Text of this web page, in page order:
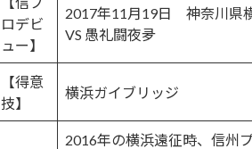
ロデビ
ュー】
2017年11月19日 神奈川県
VS 愚礼闘夜夛
【得意
技】
横浜ガイブリッジ
2016年の横浜遠征時、信州